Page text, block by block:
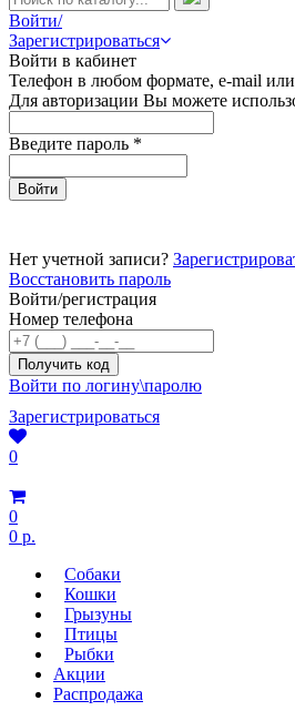
Войти/
Зарегистрироваться
Войти в кабинет
Телефон в любом формате, e-mail
Для авторизации Вы можете
Введите пароль *
Нет учетной записи?
Восстановить пароль
Войти/регистрация
Номер телефона
Войти по логину\паролю
Зарегистрироваться
0
0
0 р.
Собаки
Кошки
Грызуны
Птицы
Рыбки
Акции
Распродажа